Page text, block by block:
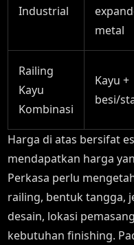
Industrial
metal
Railing
Kayu
Kombinasi
Kayu +
besi/
Harga di atas bersifat
mendapatkan harga
Perkasa perlu
railing, bentuk tangga,
desain, lokasi
kebutuhan finishing.